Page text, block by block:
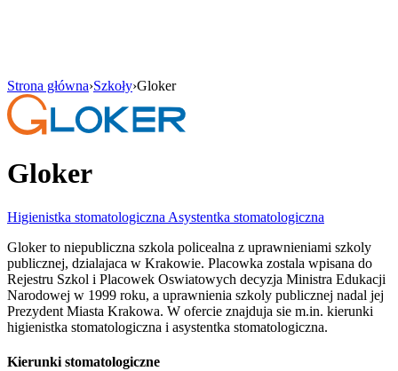
Strona główna›Szkoły›Gloker
Gloker
Higienistka stomatologiczna Asystentka stomatologiczna
Gloker to niepubliczna szkola policealna z uprawnieniami szkoly
publicznej, dzialajaca w Krakowie. Placowka zostala wpisana do
Rejestru Szkol i Placowek Oswiatowych decyzja Ministra Edukacji
Narodowej w 1999 roku, a uprawnienia szkoly publicznej nadal jej
Prezydent Miasta Krakowa. W ofercie znajduja sie m.in. kierunki
higienistka stomatologiczna i asystentka stomatologiczna.
Kierunki stomatologiczne